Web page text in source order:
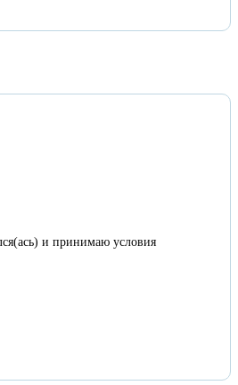
и принимаю условия